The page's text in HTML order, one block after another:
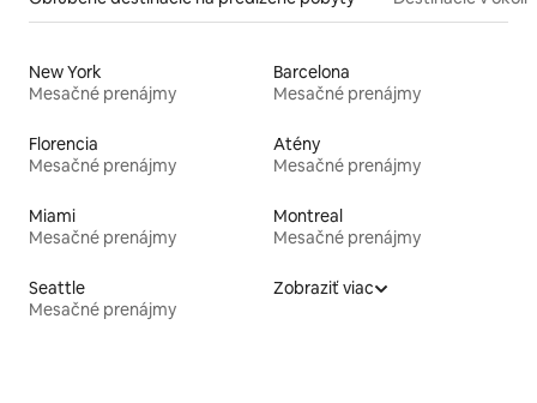
New York
Mesačné prenájmy
Barcelona
Mesačné prenájmy
Florencia
Mesačné prenájmy
Atény
Mesačné prenájmy
Miami
Mesačné prenájmy
Montreal
Mesačné prenájmy
Seattle
Mesačné prenájmy
Zobraziť viac